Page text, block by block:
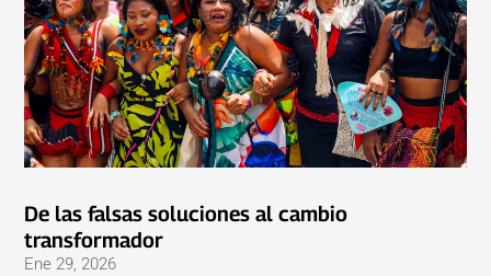
De las falsas soluciones al cambio
transformador
Ene 29, 2026